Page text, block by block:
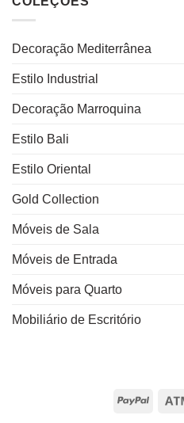
Decoração Mediterrânea
Estilo Industrial
Decoração Marroquina
Estilo Bali
Estilo Oriental
Gold Collection
Móveis de Sala
Móveis de Entrada
Móveis para Quarto
Mobiliário de Escritório
PayPal